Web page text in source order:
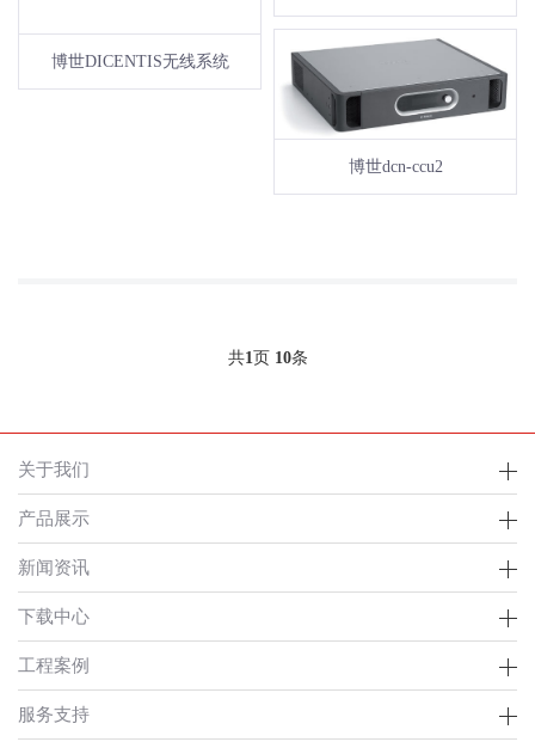
博世DICENTIS无线系统
博世dcn-ccu2
共1页 10条
关于我们
产品展示
新闻资讯
下载中心
工程案例
服务支持